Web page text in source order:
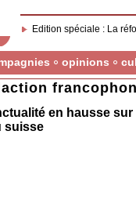
Edition spéciale : La
opinions
en hausse sur
suisse